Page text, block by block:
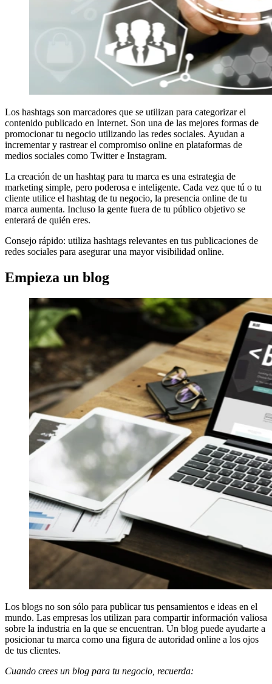
Los hashtags son marcadores que se utilizan para categorizar el
contenido publicado en Internet. Son una de las mejores formas de
promocionar tu negocio utilizando las redes sociales. Ayudan a
incrementar y rastrear el compromiso online en plataformas de
medios sociales como Twitter e Instagram.
La creación de un hashtag para tu marca es una estrategia de
marketing simple, pero poderosa e inteligente. Cada vez que tú o tu
cliente utilice el hashtag de tu negocio, la presencia online de tu
marca aumenta. Incluso la gente fuera de tu público objetivo se
enterará de quién eres.
Consejo rápido: utiliza hashtags relevantes en tus publicaciones de
redes sociales para asegurar una mayor visibilidad online.
Empieza un blog
Los blogs no son sólo para publicar tus pensamientos e ideas en el
mundo. Las empresas los utilizan para compartir información valiosa
sobre la industria en la que se encuentran. Un blog puede ayudarte a
posicionar tu marca como una figura de autoridad online a los ojos
de tus clientes.
Cuando crees un blog para tu negocio, recuerda: